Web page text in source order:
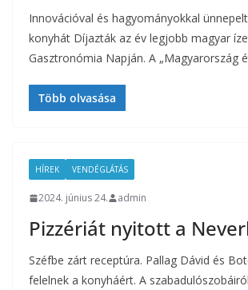
Innovációval és hagyományokkal
konyhát Díjazták az év legjobb magyar
Gasztronómia Napján. A „Magyarország
Több olvasása
HÍREK VENDÉGLÁTÁS
2024. június 24. admin
Pizzériát nyitott a
Széfbe zárt receptúra. Pallag Dávid és
felelnek a konyháért. A